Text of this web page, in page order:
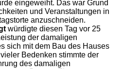
eingeweiht. Das war Grund
und Veranstaltungen in
anzuschneiden.
würdigte diesen Tag vor 25
der damaligen
sich mit dem Bau des Hauses
Bedenken stimmte der
des damaligen